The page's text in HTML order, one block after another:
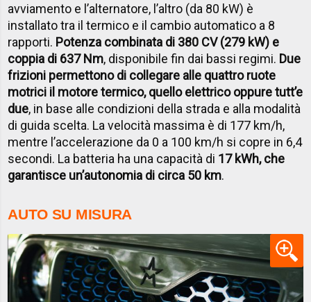
avviamento e l’alternatore, l’altro (da 80 kW) è
installato tra il termico e il cambio automatico a 8
rapporti. Potenza combinata di 380 CV (279 kW) e
coppia di 637 Nm, disponibile fin dai bassi regimi. Due
frizioni permettono di collegare alle quattro ruote
motrici il motore termico, quello elettrico oppure tutt’e
due, in base alle condizioni della strada e alla modalità
di guida scelta. La velocità massima è di 177 km/h,
mentre l’accelerazione da 0 a 100 km/h si copre in 6,4
secondi. La batteria ha una capacità di 17 kWh, che
garantisce un’autonomia di circa 50 km.
AUTO SU MISURA